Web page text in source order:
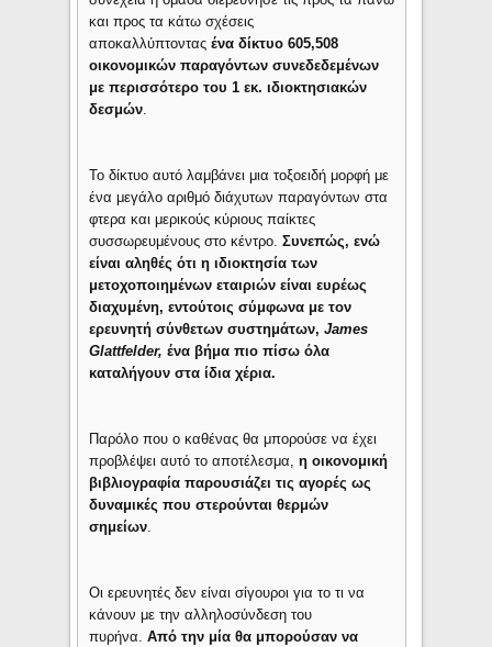
και προς τα κάτω σχέσεις
αποκαλλύπτονταςένα δίκτυο 605,508
οικονομικών παραγόντων συνεδεδεμένων
με περισσότερο του 1 εκ. ιδιοκτησιακών
δεσμών.
Το δίκτυο αυτό λαμβάνει μια τοξοειδή μορφή με
ένα μεγάλο αριθμό διάχυτων παραγόντων στα
φτερα και μερικούς κύριους παίκτες
συσσωρευμένους στο κέντρο.Συνεπώς, ενώ
είναι αληθές ότι η ιδιοκτησία των
μετοχοποιημένων εταιριών είναι ευρέως
διαχυμένη, εντούτοις σύμφωνα με τον
ερευνητή σύνθετων συστημάτων,James
Glattfelder, ένα βήμα πιο πίσω όλα
καταλήγουν στα ίδια χέρια.
Παρόλο που ο καθένας θα μπορούσε να έχει
προβλέψει αυτό το αποτέλεσμα,η οικονομική
βιβλιογραφία παρουσιάζει τις αγορές ως
δυναμικές που στερούνται θερμών
σημείων.
Οι ερευνητές δεν είναι σίγουροι για το τι να
κάνουν με την αλληλοσύνδεση του
πυρήνα.Από την μία θα μπορούσαν να